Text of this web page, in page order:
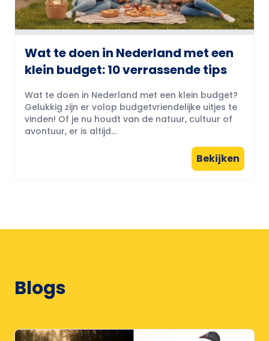
Wat te doen in Nederland met een
klein budget: 10 verrassende tips
Wat te doen in Nederland met een klein budget?
Gelukkig zijn er volop budgetvriendelijke uitjes te
vinden! Of je nu houdt van de natuur, cultuur of
avontuur, er is altijd...
Bekijken
Blogs